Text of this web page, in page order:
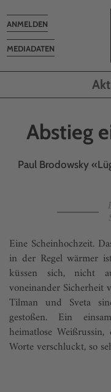
MEDIADATEN
Toggle
navigation
ANMELDEN
Abstieg
Paul Brodowsky
Eine Scheinhochzeit.
in der Regel wärmer
küssen sich, nicht
voneinander Sicherheit
Tilman und Sveta
gestoßen. Ein
heimatlose
Worte verschluckt, so